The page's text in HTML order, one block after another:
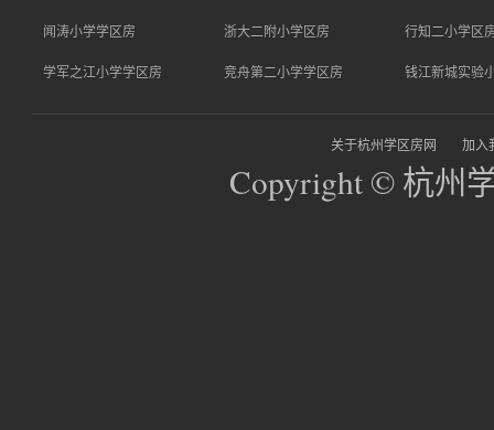
闻涛小学学区房 浙大二附小学区房 行知二小学区
学军之江小学学区房 竞舟第二小学学区房 钱江新城实验
关于杭州学区房网 加入
Copyright © 杭州